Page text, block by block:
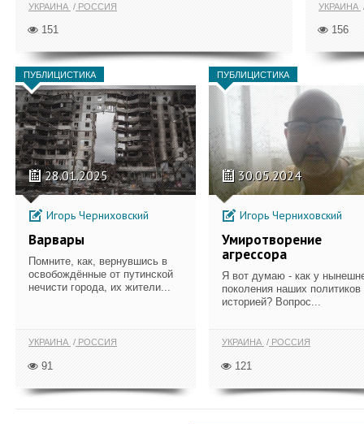
УКРАИНА РОССИЯ
151
УКРАИНА
156
ПУБЛИЦИСТИКА
28.01.2025
Игорь Черниховский
Варвары
Помните, как, вернувшись в
освобождённые от путинской
нечисти города, их жители...
УКРАИНА РОССИЯ
91
ПУБЛИЦИСТИКА
30.05.2024
Игорь Черниховский
Умиротворение
агрессора
Я вот думаю - как у
поколения наших политиков
историей? Вопрос...
УКРАИНА РОССИЯ
121